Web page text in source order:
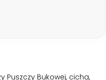
Puszczy Bukowej, cicha,